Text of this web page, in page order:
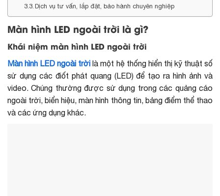
Dịch vụ tư vấn, lắp đặt, bảo hành chuyên nghiệp
Màn hình LED ngoài trời là gì?
Khái niệm màn hình LED ngoài trời
Màn hình LED ngoài trời là một hệ thống hiển thị kỹ thuật số
sử dụng các điốt phát quang (LED) để tạo ra hình ảnh và
video. Chúng thường được sử dụng trong các quảng cáo
ngoài trời, biển hiệu, màn hình thông tin, bảng điểm thể thao
và các ứng dụng khác.